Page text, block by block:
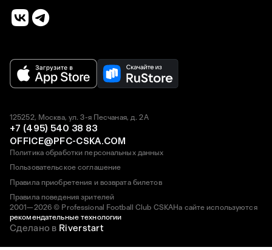
2001—2026 © Professional Football Club CSKAНа сайте используются
рекомендательные технологии
125252, Москва, ул. 3-я Песчаная, д. 2А
+7 (495) 540 38 83
OFFICE@PFC-CSKA.COM
Политика обработки персональных данных
Пользовательское соглашение
Правила приобретения и возврата билетов
Правила поведения зрителей
Сделано в Riverstart